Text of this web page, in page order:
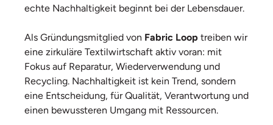
echte Nachhaltigkeit beginnt bei der Lebensdauer.
Als Gründungsmitglied von Fabric Loop treiben wir
eine zirkuläre Textilwirtschaft aktiv voran: mit
Fokus auf Reparatur, Wiederverwendung und
Recycling. Nachhaltigkeit ist kein Trend, sondern
eine Entscheidung, für Qualität, Verantwortung und
einen bewussteren Umgang mit Ressourcen.